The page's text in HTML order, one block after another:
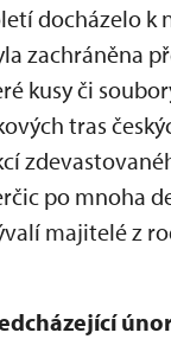
docházelo k
zachráněna
kusy či
tras
po mnoha
majitelé z